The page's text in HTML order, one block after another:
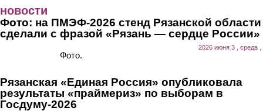
новости
Фото: на ПМЭФ-2026 стенд Рязанской области
сделали с фразой «Рязань — сердце России»
2026 июня 3 , среда ,
Фото.
Рязанская «Единая Россия» опубликовала
результаты «праймериз» по выборам в
Госдуму-2026